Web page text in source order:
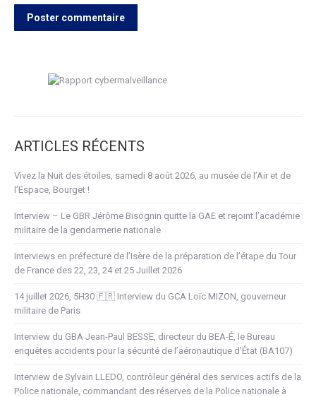
Poster commentaire
ARTICLES RÉCENTS
Vivez la Nuit des étoiles, samedi 8 août 2026, au musée de l’Air et de
l’Espace, Bourget !
Interview – Le GBR Jérôme Bisognin quitte la GAE et rejoint l’académie
militaire de la gendarmerie nationale
Interviews en préfecture de l’Isère de la préparation de l’étape du Tour
de France des 22, 23, 24 et 25 Juillet 2026
14 juillet 2026, 5H30 🇫🇷 Interview du GCA Loïc MIZON, gouverneur
militaire de Paris
Interview du GBA Jean-Paul BESSE, directeur du BEA-É, le Bureau
enquêtes accidents pour la sécurité de l’aéronautique d’État (BA107)
Interview de Sylvain LLEDO, contrôleur général des services actifs de la
Police nationale, commandant des réserves de la Police nationale à